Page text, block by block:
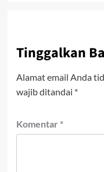
Tinggalkan
Alamat email Anda
wajib ditandai *
Komentar *